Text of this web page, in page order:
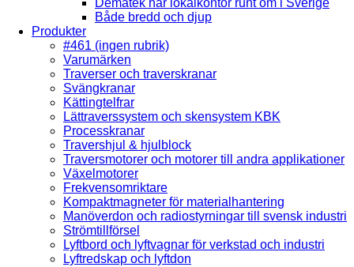
Dematek har lokalkontor runt om i Sverige
Både bredd och djup
Produkter
#461 (ingen rubrik)
Varumärken
Traverser och traverskranar
Svängkranar
Kättingtelfrar
Lättraverssystem och skensystem KBK
Processkranar
Travershjul & hjulblock
Traversmotorer och motorer till andra applikationer
Växelmotorer
Frekvensomriktare
Kompaktmagneter för materialhantering
Manöverdon och radiostyrningar till svensk industri
Strömtillförsel
Lyftbord och lyftvagnar för verkstad och industri
Lyftredskap och lyftdon